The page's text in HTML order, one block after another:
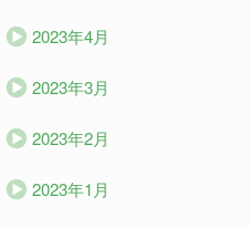
2023年4月
2023年3月
2023年2月
2023年1月